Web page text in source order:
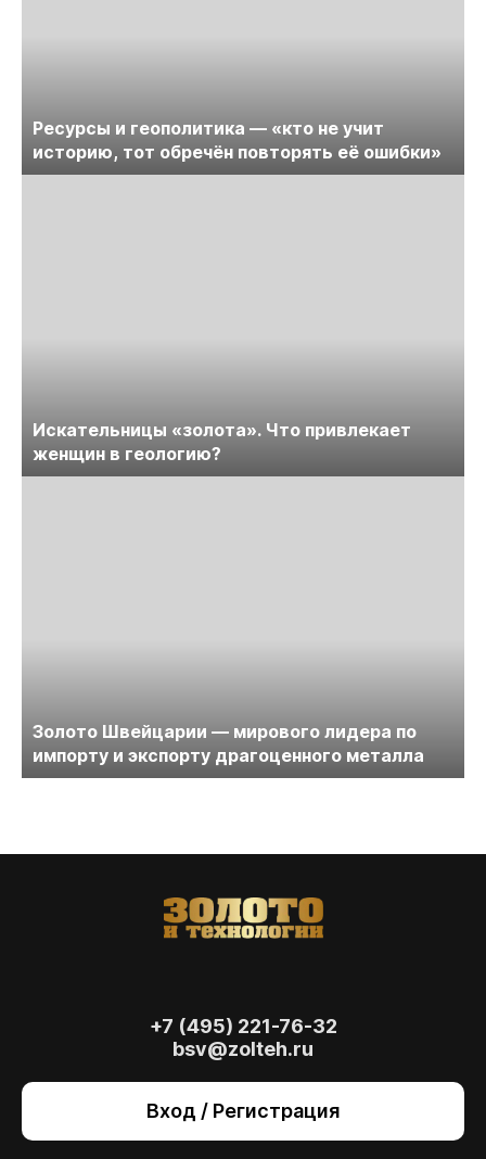
Ресурсы и геополитика — «кто не учит
историю, тот обречён повторять её ошибки»
Искательницы «золота». Что привлекает
женщин в геологию?
Золото Швейцарии — мирового лидера по
импорту и экспорту драгоценного металла
+7 (495) 221-76-32
bsv@zolteh.ru
Вход / Регистрация
также для анализа сайта и улучшения